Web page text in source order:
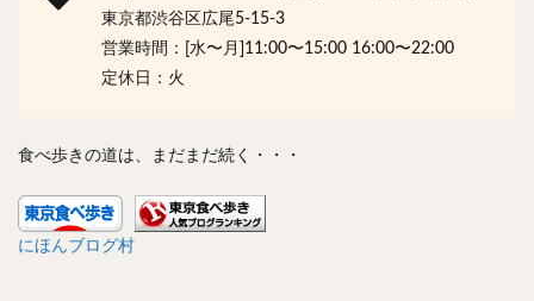
東京都渋谷区広尾5-15-3
営業時間：[水〜月]11:00〜15:00 16:00〜22:00
定休日：火
食べ歩きの道は、まだまだ続く・・・
にほんブログ村